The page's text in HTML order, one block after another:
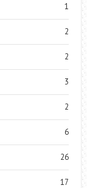
1
2
2
3
2
6
26
17